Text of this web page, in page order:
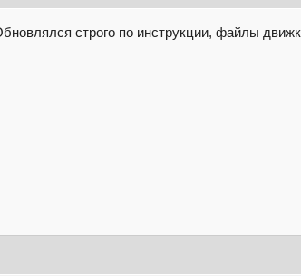
строго по инструкции, файлы